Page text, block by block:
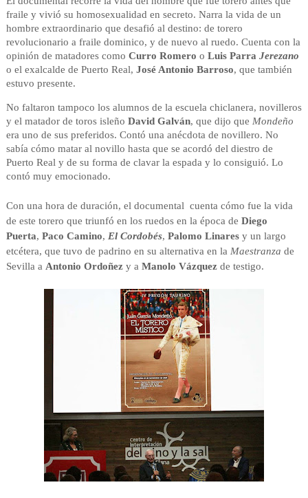
fraile y vivió su homosexualidad en secreto. Narra la vida de un
hombre extraordinario que desafió al destino: de torero
revolucionario a fraile dominico, y de nuevo al ruedo. Cuenta con la
opinión de matadores como Curro Romero o Luis Parra Jerezano
o el exalcalde de Puerto Real, José Antonio Barroso, que también
estuvo presente.
No faltaron tampoco los alumnos de la escuela chiclanera, novilleros
y el matador de toros isleño David Galván, que dijo que Mondeño
era uno de sus preferidos. Contó una anécdota de novillero. No
sabía cómo matar al novillo hasta que se acordó del diestro de
Puerto Real y de su forma de clavar la espada y lo consiguió. Lo
contó muy emocionado.
Con una hora de duración, el documental cuenta cómo fue la vida
de este torero que triunfó en los ruedos en la época de Diego
Puerta, Paco Camino, El Cordobés, Palomo Linaresy un largo
etcétera, que tuvo de padrino en su alternativa en la Maestranza de
Sevilla a Antonio Ordoñezy a Manolo Vázquezde testigo.